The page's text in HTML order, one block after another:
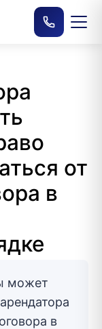
от
в
может
в